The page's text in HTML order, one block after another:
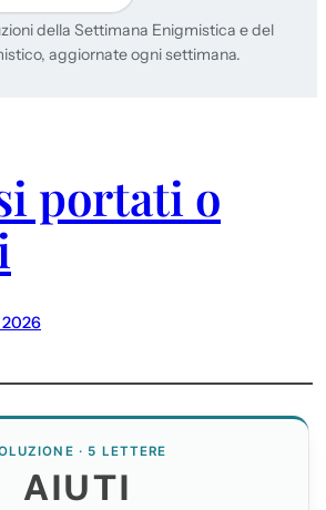
della Settimana Enigmistica e del
aggiornate ogni settimana.
portati o
2026
· 5 LETTERE
AIUTI